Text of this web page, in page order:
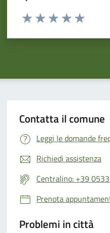
Valuta da 1 a 5 stelle la pagina
Contatta il comune
Leggi le domande
Richiedi assistenza
Centralino: +39
Prenota
Problemi in città